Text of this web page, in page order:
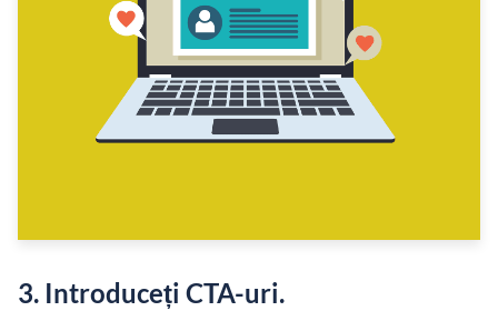
3. Introduceți CTA-uri.